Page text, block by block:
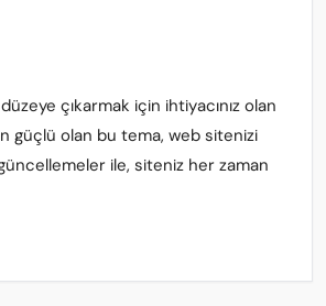
çıkarmak için ihtiyacınız olan
güçlü olan bu tema, web sitenizi
ile, siteniz her zaman